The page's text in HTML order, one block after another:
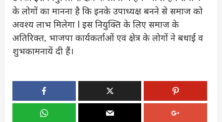
के लोगों का मानना है कि इनके उपाध्यक्ष बनने से समाज को
अवश्य लाभ मिलेगा l इस नियुक्ति के लिए समाज के
अतिरिक्त, भाजपा कार्यकर्ताओं एवं क्षेत्र के लोगों ने बधाई व
शुभकामनायें दी हैं।